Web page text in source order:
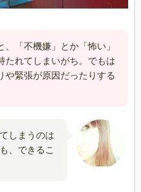
、「不機嫌」とか「怖い」
たれてしまいがち。でもは
や緊張が原因だったりする
しまうのは
、できるこ